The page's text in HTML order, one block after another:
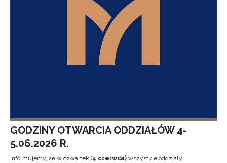
GODZINY OTWARCIA ODDZIAŁÓW 4-
5.06.2026 R.
Informujemy, że w czwartek (4 czerwca) wszystkie oddziały